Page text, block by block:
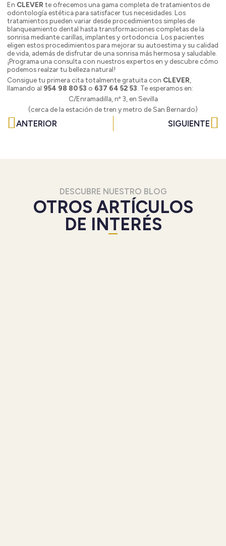
En CLEVER te ofrecemos una gama completa de tratamientos de
odontología estética para satisfacer tus necesidades. Los
tratamientos pueden variar desde procedimientos simples de
blanqueamiento dental hasta transformaciones completas de la
sonrisa mediante carillas, implantes y ortodoncia. Los pacientes
eligen estos procedimientos para mejorar su autoestima y su calidad
de vida, además de disfrutar de una sonrisa más hermosa y saludable.
¡Programa una consulta con nuestros expertos en y descubre cómo
podemos realzar tu belleza natural!
Consigue tu primera cita totalmente gratuita con CLEVER
llamando al 954 98 80 53 o 637 64 52 53 . Te esperamos en:
C/Enramadilla, nº 3, en Sevilla
(cerca de la estación de tren y metro de San Bernardo)
Ant
ANTERIOR SIGUIENTE
DESCUBRE NUESTRO BLOG
OTROS ARTÍCULOS
DE INTERÉS